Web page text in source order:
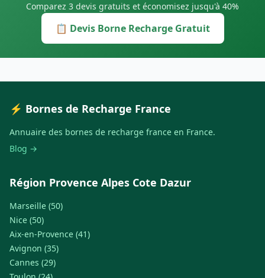
Comparez 3 devis gratuits et économisez jusqu'à 40%
📋 Devis Borne Recharge Gratuit
⚡ Bornes de Recharge France
Annuaire des bornes de recharge france en France.
Blog →
Région Provence Alpes Cote Dazur
Marseille (50)
Nice (50)
Aix-en-Provence (41)
Avignon (35)
Cannes (29)